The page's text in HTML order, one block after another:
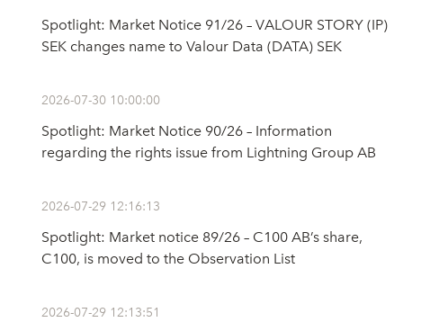
Spotlight: Market Notice 91/26 – VALOUR STORY (IP)
SEK changes name to Valour Data (DATA) SEK
2026-07-30 10:00:00
Spotlight: Market Notice 90/26 – Information
regarding the rights issue from Lightning Group AB
2026-07-29 12:16:13
Spotlight: Market notice 89/26 – C100 AB’s share,
C100, is moved to the Observation List
2026-07-29 12:13:51